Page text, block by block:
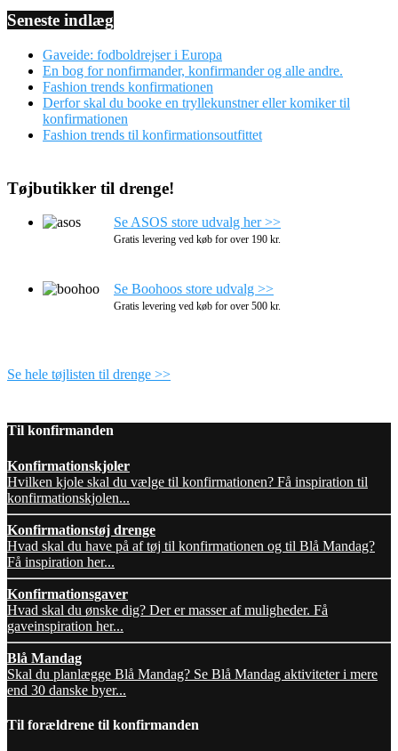
Seneste indlæg
Gaveide: fodboldrejser i Europa
En bog for nonfirmander, konfirmander og alle andre.
Fashion trends konfirmationen
Derfor skal du booke en tryllekunstner eller komiker til
konfirmationen
Fashion trends til konfirmationsoutfittet
Tøjbutikker til drenge!
Se ASOS store udvalg her >>
Gratis levering ved køb for over 190 kr.
Se Boohoos store udvalg >>
Gratis levering ved køb for over 500 kr.
Se hele tøjlisten til drenge >>
Til konfirmanden
Konfirmationskjoler
Hvilken kjole skal du vælge til konfirmationen? Få inspiration til
konfirmationskjolen...
Konfirmationstøj drenge
Hvad skal du have på af tøj til konfirmationen og til Blå Mandag?
Få inspiration her...
Konfirmationsgaver
Hvad skal du ønske dig? Der er masser af muligheder. Få
gaveinspiration her...
Blå Mandag
Skal du planlægge Blå Mandag? Se Blå Mandag aktiviteter i mere
end 30 danske byer...
Til forældrene til konfirmanden